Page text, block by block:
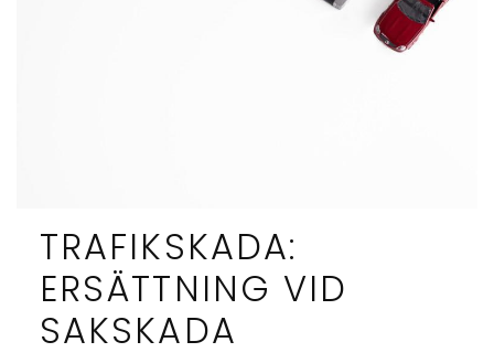
TRAFIKSKADA:
ERSÄTTNING VID
SAKSKADA